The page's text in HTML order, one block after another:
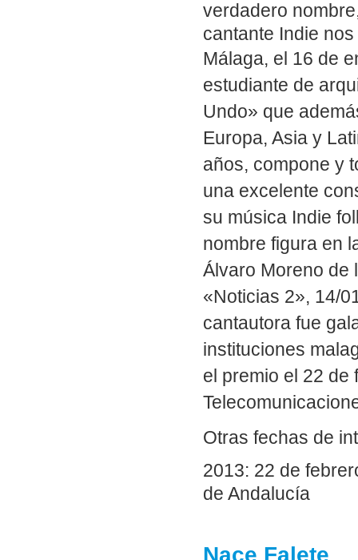
verdadero
cantante Indie
Málaga, el 16 de
estudiante de
Undo» que
Europa, Asia y
años, compone y
una excelente
su música Indie
nombre figura en
Álvaro Moreno de
«Noticias 2», 14/
cantautora fue
instituciones
el premio el 22 de
Otras fechas de
2013: 22 de
de Andalucía
Nace Falete